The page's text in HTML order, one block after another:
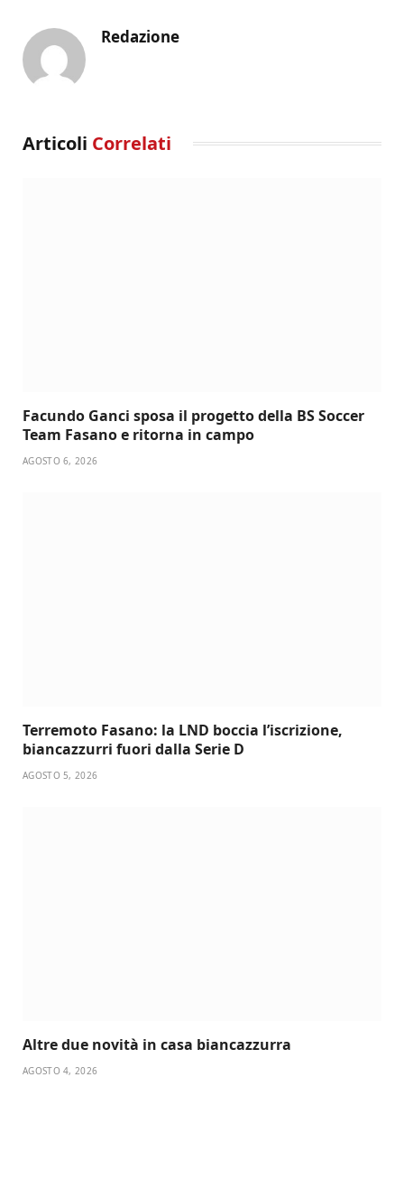
Redazione
Articoli Correlati
Facundo Ganci sposa il progetto della BS Soccer
Team Fasano e ritorna in campo
AGOSTO 6, 2026
Terremoto Fasano: la LND boccia l’iscrizione,
biancazzurri fuori dalla Serie D
AGOSTO 5, 2026
Altre due novità in casa biancazzurra
AGOSTO 4, 2026